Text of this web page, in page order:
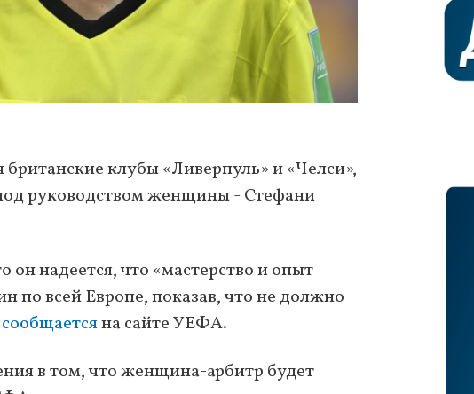
клубы «Ливерпуль» и «Челси»,
руководством женщины - Стефани
надеется, что «мастерство и опыт
всей Европе, показав, что не должно
сообщаетсяна сайте УЕФА.
в том, что женщина-арбитр будет